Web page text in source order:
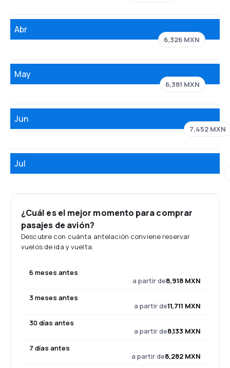
Abr
6,326 MXN
May
6,381 MXN
Jun
7,452 MXN
Jul
¿Cuál es el mejor momento para comprar
pasajes de avión?
Descubre con cuánta antelación conviene reservar
vuelos de ida y vuelta.
6 meses antes
a partir de8,918 MXN
3 meses antes
a partir de11,711 MXN
30 días antes
a partir de8,133 MXN
7 días antes
a partir de8,282 MXN